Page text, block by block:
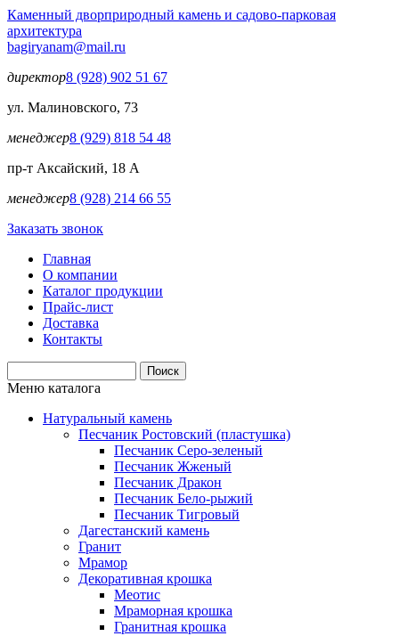
Перейти к основному содержанию
Каменный дворприродный камень и садово-парковая
архитектура
bagiryanam@mail.ru
директор8 (928) 902 51 67
ул. Малиновского, 73
менеджер8 (929) 818 54 48
пр-т Аксайский, 18 А
менеджер8 (928) 214 66 55
Заказать звонок
Главная
О компании
Каталог продукции
Прайс-лист
Доставка
Контакты
Форма поиска
Меню каталога
Натуральный камень
Песчаник Ростовский (пластушка)
Песчаник Серо-зеленый
Песчаник Жженый
Песчаник Дракон
Песчаник Бело-рыжий
Песчаник Тигровый
Дагестанский камень
Гранит
Мрамор
Декоративная крошка
Меотис
Мраморная крошка
Гранитная крошка